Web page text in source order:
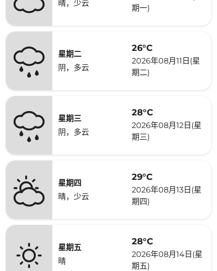
晴，少云
期一)
星期二
阴，多云
26°C
2026年08月11日(星
期二)
星期三
阴，多云
28°C
2026年08月12日(星
期三)
星期四
晴，少云
29°C
2026年08月13日(星
期四)
星期五
晴
28°C
2026年08月14日(星
期五)